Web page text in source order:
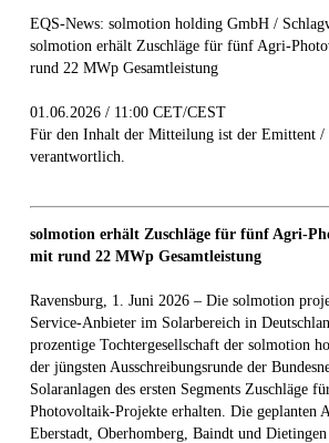
EQS-News: solmotion holding GmbH /
solmotion erhält Zuschläge für fünf Agri-
rund 22 MWp Gesamtleistung
01.06.2026 / 11:00 CET/CEST
Für den Inhalt der Mitteilung ist der Emittent /
verantwortlich.
solmotion erhält Zuschläge für fünf Agri-
mit rund 22 MWp Gesamtleistung
Ravensburg, 1. Juni 2026 – Die solmotion
Service-Anbieter im Solarbereich in
prozentige Tochtergesellschaft der solmotion
der jüngsten Ausschreibungsrunde der
Solaranlagen des ersten Segments Zuschläge
Photovoltaik-Projekte erhalten. Die geplanten
Eberstadt, Oberhomberg, Baindt und